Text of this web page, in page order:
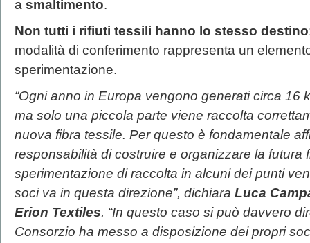
a smaltimento.
Non tutti i rifiuti tessili hanno lo stesso destino
modalità di conferimento rappresenta un
sperimentazione.
“Ogni anno in Europa vengono generati circa 16
ma solo una piccola parte viene raccolta
nuova fibra tessile. Per questo è fondamentale
responsabilità di costruire e organizzare la futura
sperimentazione di raccolta in alcuni dei punti
soci va in questa direzione”, dichiara Luca
Erion Textiles. “In questo caso si può davvero
Consorzio ha messo a disposizione dei propri